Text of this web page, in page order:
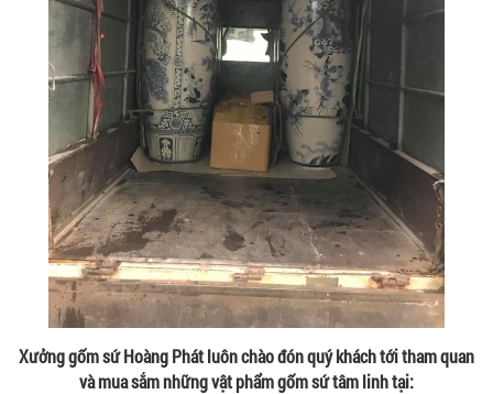
Xưởng gốm sứ Hoàng Phát luôn chào đón quý khách tới tham quan
và mua sắm những vật phẩm gốm sứ tâm linh tại: